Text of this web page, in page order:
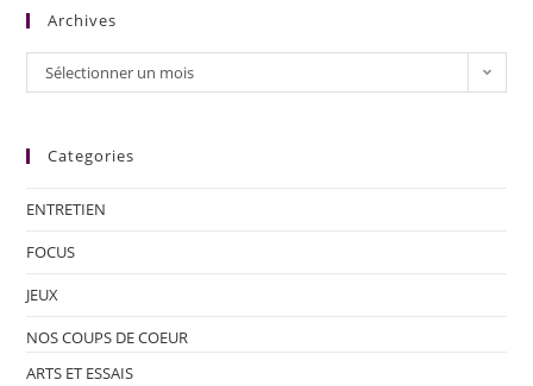
Archives
Sélectionner un mois
Categories
ENTRETIEN
FOCUS
JEUX
NOS COUPS DE COEUR
ARTS ET ESSAIS